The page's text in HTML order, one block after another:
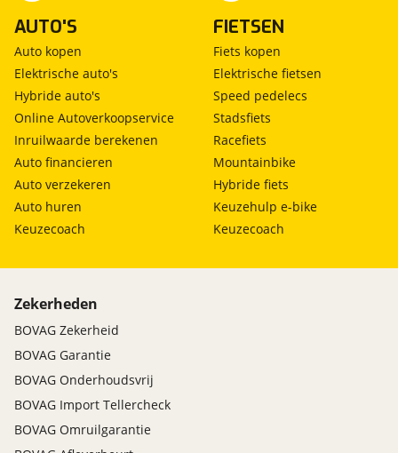
AUTO'S
Auto kopen
Elektrische auto's
Hybride auto's
Online Autoverkoopservice
Inruilwaarde berekenen
Auto financieren
Auto verzekeren
Auto huren
Keuzecoach
FIETSEN
Fiets kopen
Elektrische fietsen
Speed pedelecs
Stadsfiets
Racefiets
Mountainbike
Hybride fiets
Keuzehulp e-bike
Keuzecoach
Zekerheden
BOVAG Zekerheid
BOVAG Garantie
BOVAG Onderhoudsvrij
BOVAG Import Tellercheck
BOVAG Omruilgarantie